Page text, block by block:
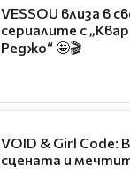
VESSOU влиза в
сериалите с
Реджо“ 🤩🎬
VOID & Girl Code:
сцената и